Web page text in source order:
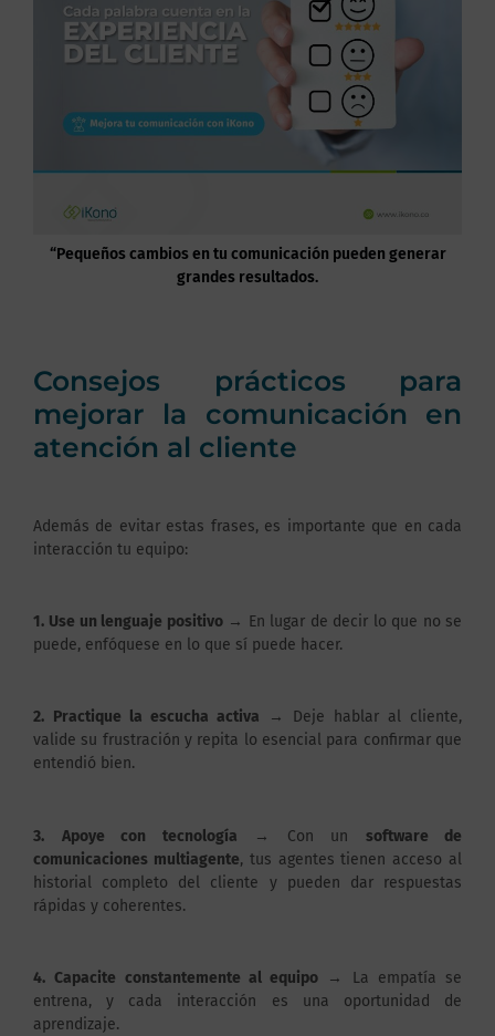
“Pequeños cambios en tu comunicación pueden generar
grandes resultados.
Consejos prácticos para
mejorar la comunicación en
atención al cliente
Además de evitar estas frases, es importante que en cada
interacción tu equipo:
1. Use un lenguaje positivo→ En lugar de decir lo que no se
puede, enfóquese en lo que sí puede hacer.
2. Practique la escucha activa → Deje hablar al cliente,
valide su frustración y repita lo esencial para confirmar que
entendió bien.
3. Apoye con tecnología → Con un software de
comunicaciones multiagente, tus agentes tienen acceso al
historial completo del cliente y pueden dar respuestas
rápidas y coherentes.
4. Capacite constantemente al equipo → La empatía se
entrena, y cada interacción es una oportunidad de
aprendizaje.